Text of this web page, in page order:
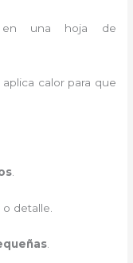
una hoja de
calor para que
.
o detalle.
.